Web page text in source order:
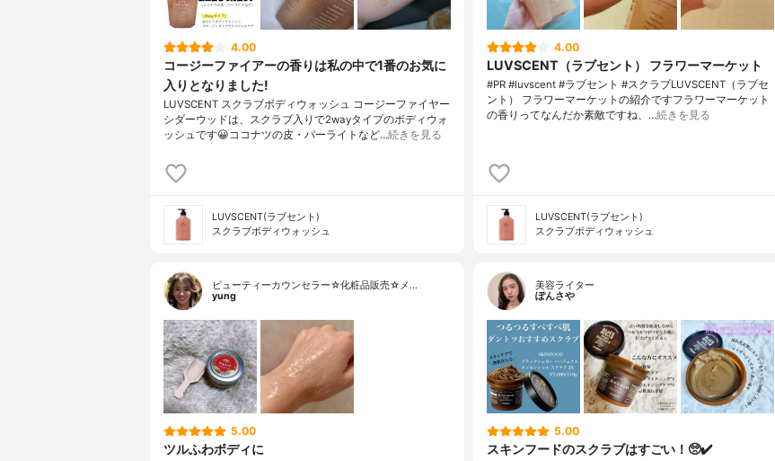
4.00
コージーファイアーの香りは私の中で1番のお気に
入りとなりました!
LUVSCENT スクラブボディウォッシュ コージーファイヤー
シダーウッドは、スクラブ入りで2wayタイプのボディウォ
ッシュです😀ココナツの皮・パーライトなど…続きを見る
LUVSCENT(ラブセント)
スクラブボディウォッシュ
4.00
LUVSCENT（ラブセント） フラワーマーケット
#PR #luvscent #ラブセント #スクラブLUVSCENT（ラブセ
ント） フラワーマーケットの紹介ですフラワーマーケット
の香りってなんだか素敵ですね、…続きを見る
LUVSCENT(ラブセント)
スクラブボディウォッシュ
ビューティーカウンセラー☆化粧品販売☆メ…
yung
5.00
ツルふわボディに
美容ライター
ぽんさや
5.00
スキンフードのスクラブはすごい！🥺✔️